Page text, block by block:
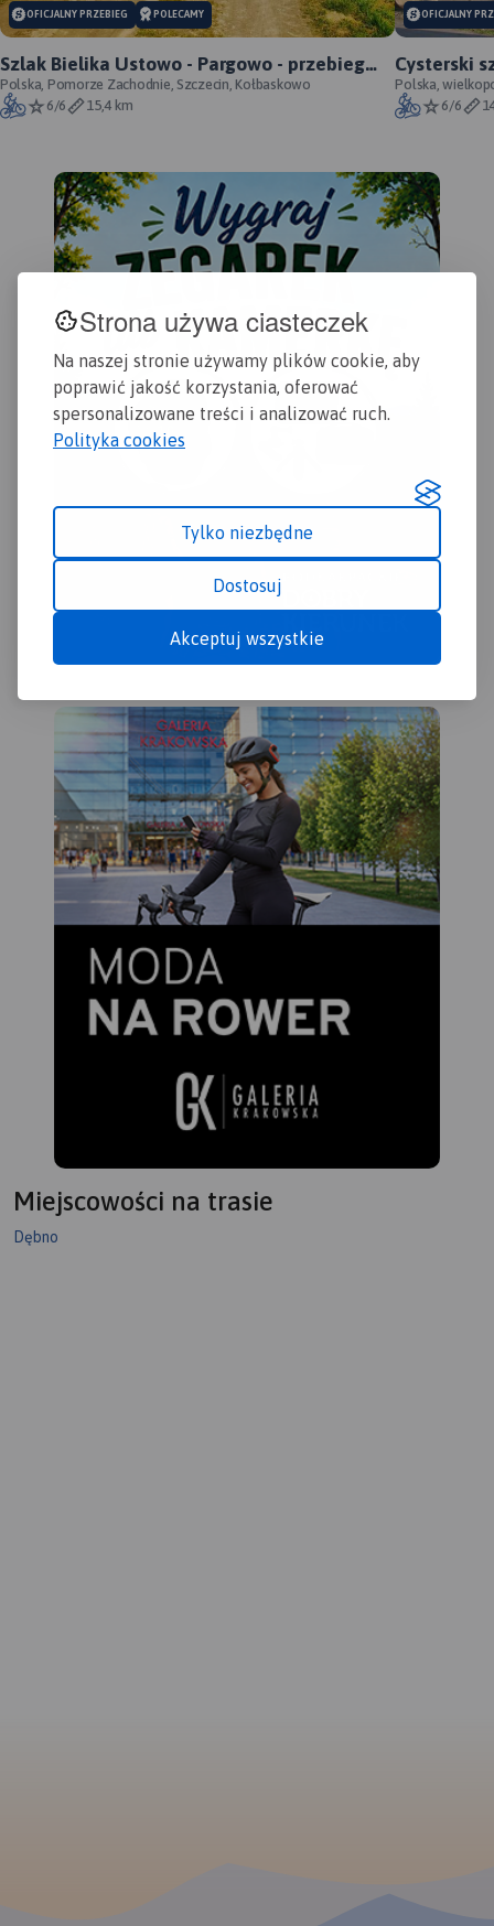
Strona używa ciasteczek
Na naszej stronie używamy plików cookie, aby
poprawić jakość korzystania, oferować
spersonalizowane treści i analizować ruch.
Polityka cookies
Tylko niezbędne
Dostosuj
Akceptuj wszystkie
OFICJALNY PRZEBIEG POLECAMY
Szlak Bielika Ustowo - Pargowo - przebieg
oficjalny
Polska, Pomorze Zachodnie, Szczecin, Kołbaskowo
6/6
15,4 km
OFICJALNY
Cysterski
Polska,
6/6
Miejscowości na trasie
Dębno